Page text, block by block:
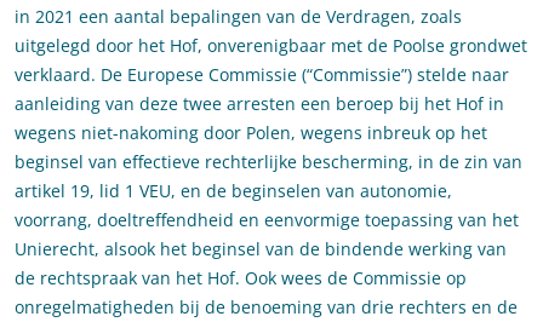
in 2021 een aantal bepalingen van de Verdragen, zoals
uitgelegd door het Hof, onverenigbaar met de Poolse grondwet
verklaard. De Europese Commissie (“Commissie”) stelde naar
aanleiding van deze twee arresten een beroep bij het Hof in
wegens niet-nakoming door Polen, wegens inbreuk op het
beginsel van effectieve rechterlijke bescherming, in de zin van
artikel 19, lid 1 VEU, en de beginselen van autonomie,
voorrang, doeltreffendheid en eenvormige toepassing van het
Unierecht, alsook het beginsel van de bindende werking van
de rechtspraak van het Hof. Ook wees de Commissie op
onregelmatigheden bij de benoeming van drie rechters en de